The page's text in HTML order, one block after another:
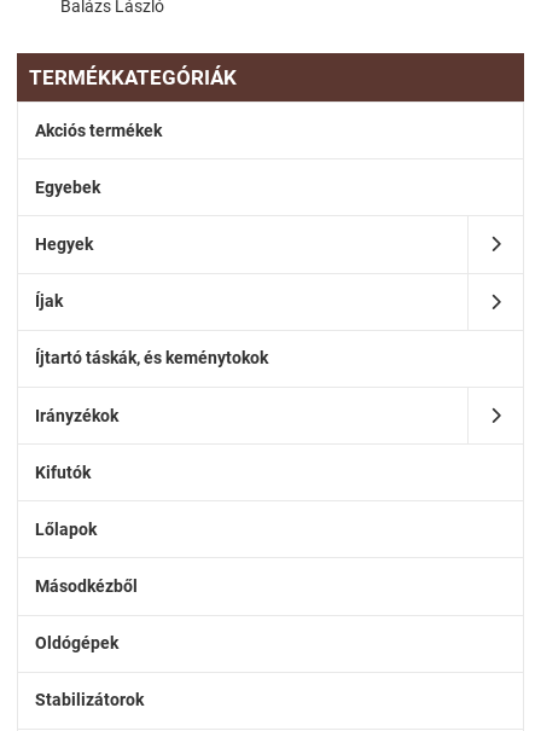
TERMÉKKATEGÓRIÁK
Akciós termékek
Egyebek
Hegyek
Íjak
Íjtartó táskák, és keménytokok
Irányzékok
Kifutók
Lőlapok
Másodkézből
Oldógépek
Stabilizátorok
Balázs László